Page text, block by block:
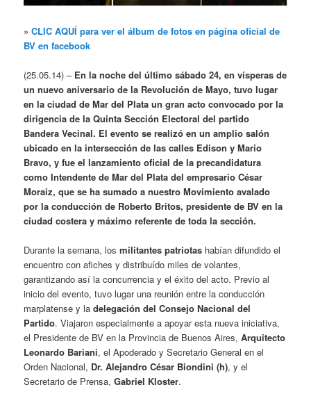
» CLIC AQUÍ para ver el álbum de fotos en página oficial de
BV en facebook
(25.05.14) –En la noche del último sábado 24, en vísperas de
un nuevo aniversario de la Revolución de Mayo, tuvo lugar
en la ciudad de Mar del Plata un gran acto convocado por la
dirigencia de la Quinta Sección Electoral del partido
Bandera Vecinal. El evento se realizó en un amplio salón
ubicado en la intersección de las calles Edison y Mario
Bravo, y fue el lanzamiento oficial de la precandidatura
como Intendente de Mar del Plata del empresario César
Moraiz, que se ha sumado a nuestro Movimiento avalado
por la conducción de Roberto Britos, presidente de BV en la
ciudad costera y máximo referente de toda la sección.
Durante la semana, losmilitantes patriotas habían difundido el
encuentro con afiches y distribuído miles de volantes,
garantizando así la concurrencia y el éxito del acto. Previo al
inicio del evento, tuvo lugar una reunión entre la conducción
marplatense y ladelegación del Consejo Nacional del
Partido. Viajaron especialmente a apoyar esta nueva iniciativa,
el Presidente de BV en la Provincia de Buenos Aires,Arquitecto
Leonardo Bariani, el Apoderado y Secretario General en el
Orden Nacional, Dr. Alejandro César Biondini (h), y el
Secretario de Prensa,Gabriel Kloster.